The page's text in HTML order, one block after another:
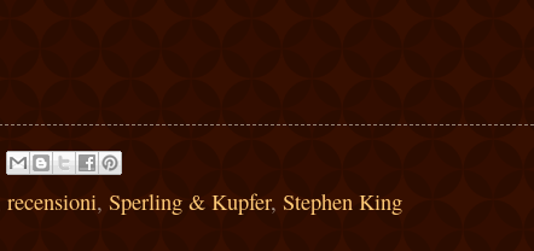
recensioni, Sperling & Kupfer, Stephen King